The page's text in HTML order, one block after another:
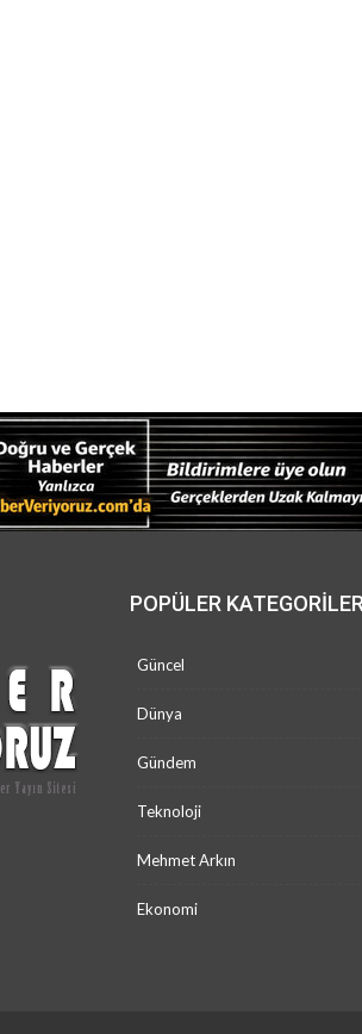
POPÜLER
Güncel
Dünya
Gündem
Teknoloji
Mehmet Arkın
Ekonomi